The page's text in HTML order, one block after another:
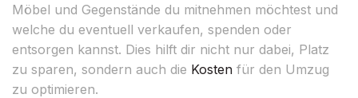
Möbel und Gegenstände du mitnehmen möchtest und
welche du eventuell verkaufen, spenden oder
entsorgen kannst. Dies hilft dir nicht nur dabei, Platz
zu sparen, sondern auch die Kosten für den Umzug
zu optimieren.